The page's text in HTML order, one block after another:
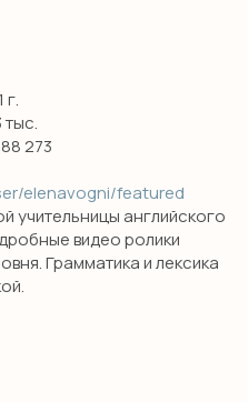
г.
тыс.
273
elenavogni/featured
учительницы английского
видео ролики
Грамматика и лексика